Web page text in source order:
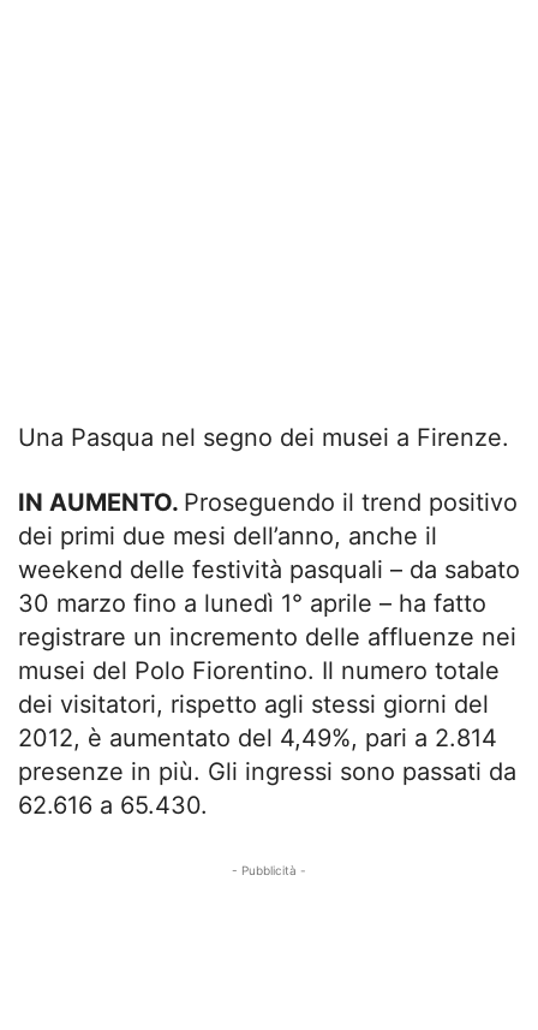
Una Pasqua nel segno dei musei a Firenze.
IN AUMENTO. Proseguendo il trend positivo
dei primi due mesi dell’anno, anche il
weekend delle festività pasquali – da sabato
30 marzo fino a lunedì 1° aprile – ha fatto
registrare un incremento delle affluenze nei
musei del Polo Fiorentino. Il numero totale
dei visitatori, rispetto agli stessi giorni del
2012, è aumentato del 4,49%, pari a 2.814
presenze in più. Gli ingressi sono passati da
62.616 a 65.430.
- Pubblicità -